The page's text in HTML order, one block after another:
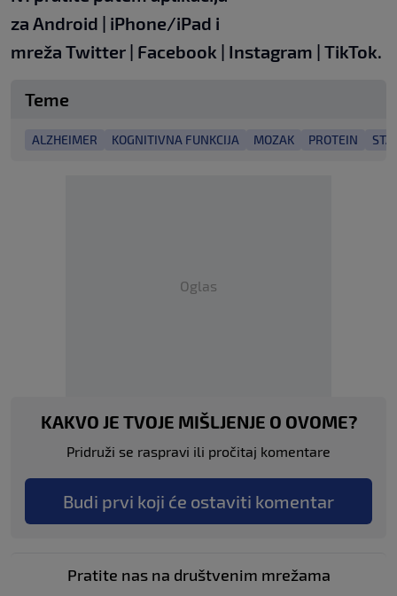
za Android | iPhone/iPad i
mreža Twitter | Facebook | Instagram | TikTok.
Teme
ALZHEIMER KOGNITIVNA FUNKCIJA MOZAK PROTEIN
Oglas
KAKVO JE TVOJE MIŠLJENJE O OVOME?
Pridruži se raspravi ili pročitaj komentare
Budi prvi koji će ostaviti komentar
Pratite nas na društvenim mrežama